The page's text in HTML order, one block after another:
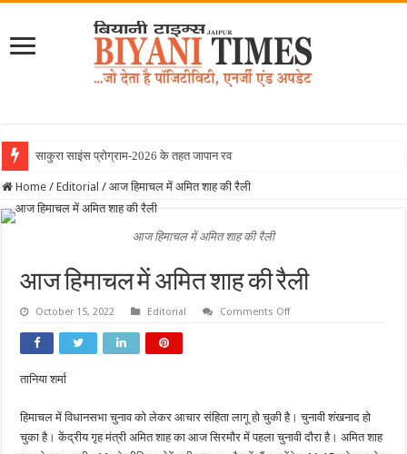
साकुरा साइंस प्रोग्राम-2026 के तहत जापान रवाना हुई बिय
Home / Editorial / आज हिमाचल में अमित शाह की रैली
आज हिमाचल में अमित शाह की रैली
आज हिमाचल में अमित शाह की रैली
October 15, 2022 Editorial Comments Offon
तानिया शर्मा
हिमाचल में विधानसभा चुनाव को लेकर आचार संहिता लागू हो चुकी है। चुनावी शंखनाद हो
चुका है। केंद्रीय गृह मंत्री अमित शाह का आज सिरमौर में पहला चुनावी दौरा है। अमित शाह